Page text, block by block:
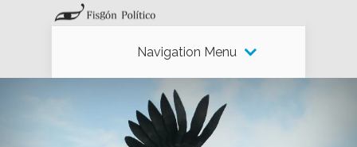
Navigation Menu